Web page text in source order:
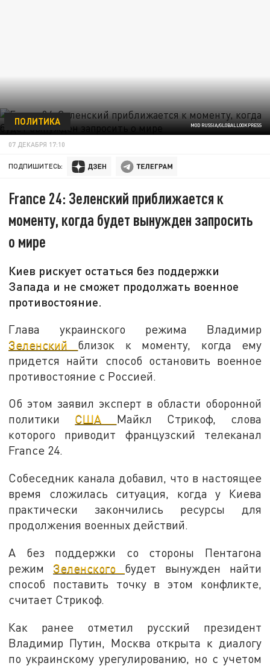
MOD RUSSIA/GLOBALLOOKPRESS
ПОЛИТИКА
07 ДЕКАБРЯ 17:10
ПОДПИШИТЕСЬ:
France 24: Зеленский приближается к
моменту, когда будет вынужден запросить
о мире
Киев рискует остаться без поддержки
Запада и не сможет продолжать военное
противостояние.
Глава украинского режима Владимир
Зеленский близок к моменту, когда ему
придется найти способ остановить военное
противостояние с Россией.
Об этом заявил эксперт в области оборонной
политики США Майкл Стрикоф, слова
которого приводит французский телеканал
France 24.
Собеседник канала добавил, что в настоящее
время сложилась ситуация, когда у Киева
практически закончились ресурсы для
продолжения военных действий.
А без поддержки со стороны Пентагона
режим Зеленского будет вынужден найти
способ поставить точку в этом конфликте,
считает Стрикоф.
Как ранее отметил русский президент
Владимир Путин, Москва открыта к диалогу
по украинскому урегулированию, но с учетом